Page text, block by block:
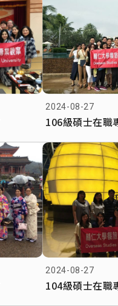
2024-08-27
106級碩士在職
2024-08-27
104級碩士在職